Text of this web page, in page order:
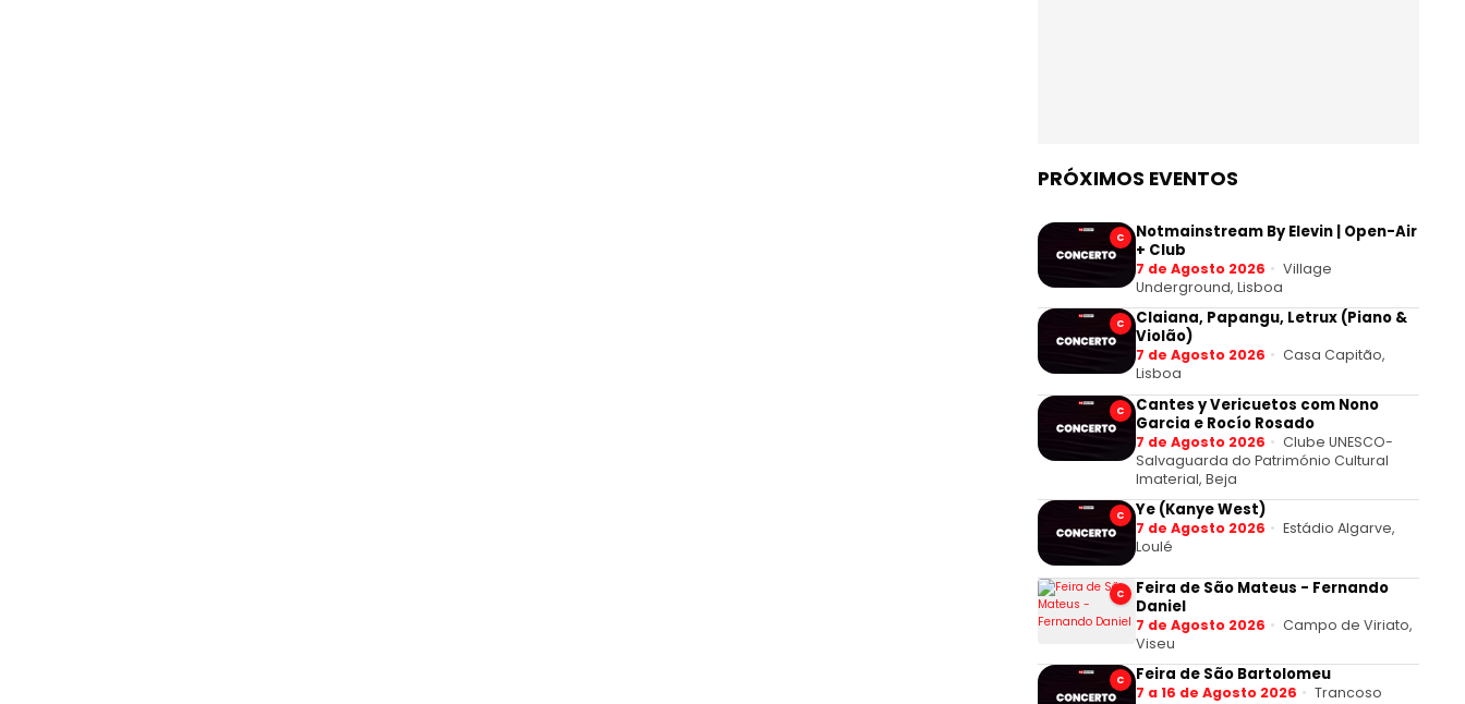
PRÓXIMOS EVENTOS
C
Notmainstream By Elevin | Open-Air
+ Club
7 de Agosto 2026
Village
Underground, Lisboa
C
Claiana, Papangu, Letrux (Piano &
Violão)
7 de Agosto 2026
Casa Capitão,
Lisboa
C
Cantes y Vericuetos com Nono
Garcia e Rocío Rosado
7 de Agosto 2026
Clube UNESCO-
Salvaguarda do Património Cultural
Imaterial, Beja
C Ye (Kanye West)
7 de Agosto 2026
Estádio Algarve,
Loulé
C
Feira de São Mateus - Fernando
Daniel
7 de Agosto 2026
Campo de Viriato,
Viseu
C Feira de São Bartolomeu
7 a 16 de Agosto 2026 Trancoso